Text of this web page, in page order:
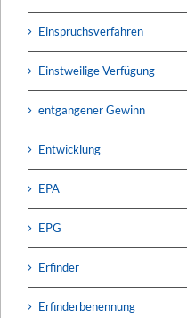
Einspruchsverfahren
Einstweilige Verfügung
entgangener Gewinn
Entwicklung
EPA
EPG
Erfinder
Erfinderbenennung